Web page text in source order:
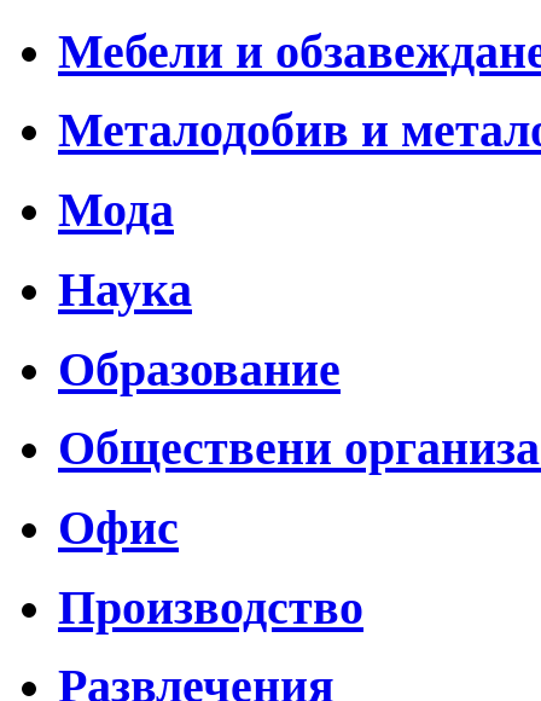
Мебели и
Металодобив и
Мода
Наука
Образование
Обществени
Офис
Производство
Развлечения